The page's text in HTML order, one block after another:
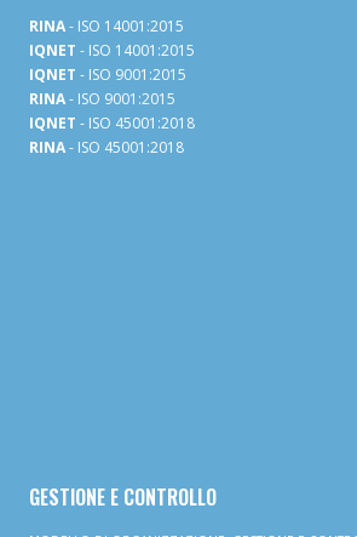
RINA- ISO 14001:2015
IQNET - ISO 14001:2015
IQNET - ISO 9001:2015
RINA- ISO 9001:2015
IQNET - ISO 45001:2018
RINA- ISO 45001:2018
GESTIONE E CONTROLLO